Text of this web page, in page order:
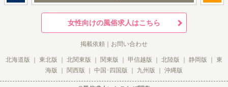
女性向けの風俗求人はこちら
掲載依頼 お問い合わせ
北海道版 東北版 北関東版 関東版 甲信越版 北陸版 静岡版
東
海版
関西版 中国･四国版 九州版 沖縄版